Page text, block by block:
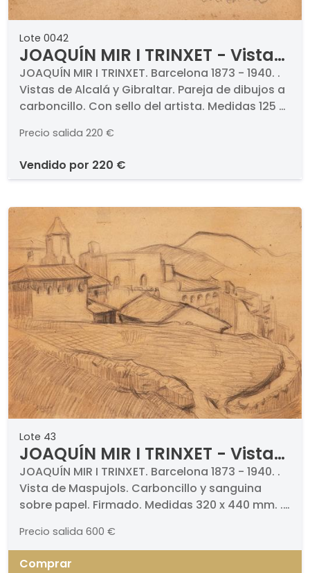
Lote 0042
JOAQUÍN MIR I TRINXET - Vistas
de Alcalá y Gibraltar
JOAQUÍN MIR I TRINXET. Barcelona 1873 - 1940. .
Vistas de Alcalá y Gibraltar. Pareja de dibujos a
carboncillo. Con sello del artista. Medidas 125 x
Precio salida 220 €
vendido por 220 €
Lote 43
JOAQUÍN MIR I TRINXET - Vista
de Maspujols
JOAQUÍN MIR I TRINXET. Barcelona 1873 - 1940. .
Vista de Maspujols. Carboncillo y sanguina
sobre papel. Firmado. Medidas 320 x 440 mm. .
Precio salida 600 €
Comprar